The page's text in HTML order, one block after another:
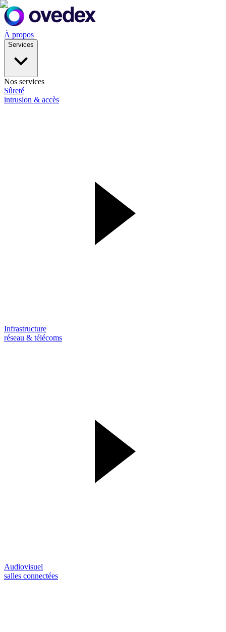
À propos
Services
Nos services
Sûreté
intrusion & accès
Infrastructure
réseau & télécoms
Audiovisuel
salles connectées